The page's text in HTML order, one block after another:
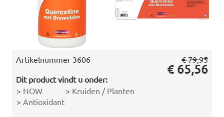
Artikelnummer 3606
Dit product vindt u onder:
> NOW > Kruiden / Planten
> Antioxidant
€ 79,95
€ 65,56